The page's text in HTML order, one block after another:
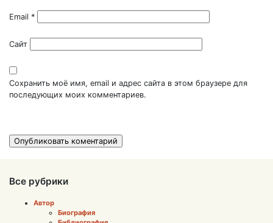
Email *
Сайт
Сохранить моё имя, email и адрес сайта в этом браузере для
последующих моих комментариев.
Все рубрики
Автор
Биография